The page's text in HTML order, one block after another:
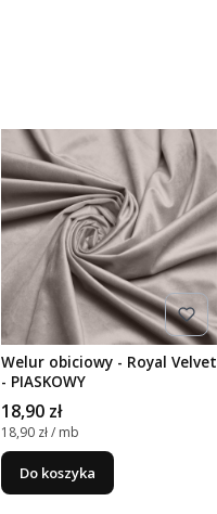
Welur obiciowy - Royal Velvet
- PIASKOWY
Cena
18,90 zł
Cena jednostkowa
18,90 zł / mb
Do koszyka